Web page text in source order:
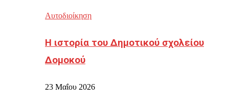
Αυτοδιοίκηση
Η ιστορία του Δημοτικού σχολείου
Δομοκού
23 Μαΐου 2026